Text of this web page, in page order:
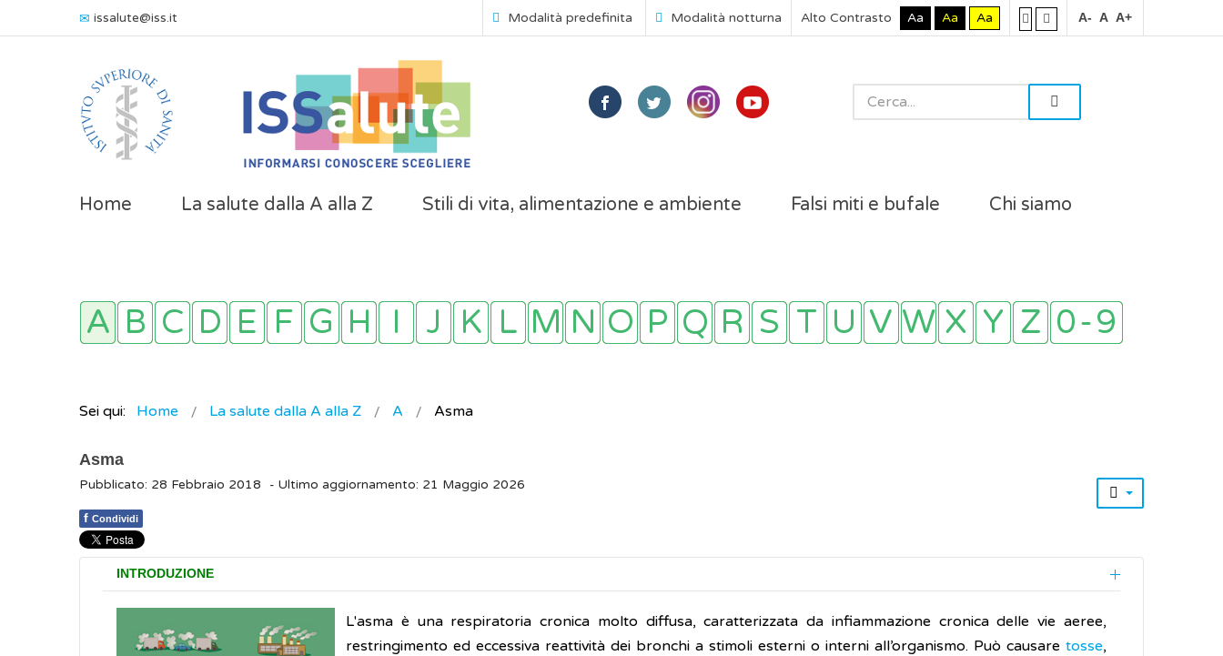
issalute@iss.it Modalità predefinita Modalità notturna Alto Contrasto Aa Aa Aa A- A A+
Home La salute dalla A alla Z Stili di vita, alimentazione e ambiente Falsi miti e bufale Chi siamo
Sei qui: Home La salute dalla A alla Z A Asma
Asma
Pubblicato: 28 Febbraio 2018 - Ultimo aggiornamento: 21 Maggio 2026
f Condividi
INTRODUZIONE
L'asma è una respiratoria cronica molto diffusa, caratterizzata da infiammazione cronica delle vie aeree,
restringimento ed eccessiva reattività dei bronchi a stimoli esterni o interni all’organismo. Può causare tosse,